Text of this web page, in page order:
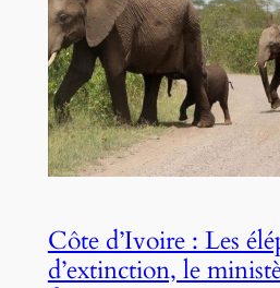
Côte d’Ivoire : Les
d’extinction, le